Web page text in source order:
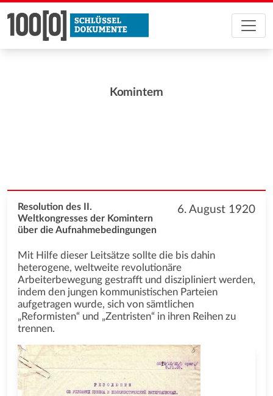
Komintern
6. August 1920
Resolution des II.
Weltkongresses der Komintern
über die Aufnahmebedingungen
Mit Hilfe dieser Leitsätze sollte die bis dahin
heterogene, weltweite revolutionäre
Arbeiterbewegung gestrafft und diszipliniert werden,
indem den jungen kommunistischen Parteien
aufgetragen wurde, sich von sämtlichen
„Reformisten“ und „Zentristen“ in ihren Reihen zu
trennen.